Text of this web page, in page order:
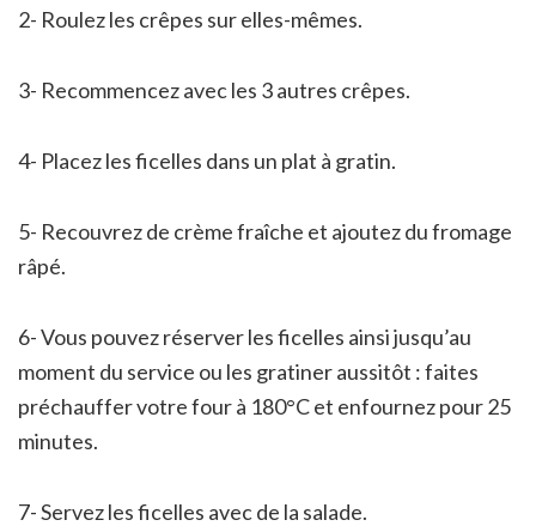
2- Roulez les crêpes sur elles-mêmes.
3- Recommencez avec les 3 autres crêpes.
4- Placez les ficelles dans un plat à gratin.
5- Recouvrez de crème fraîche et ajoutez du fromage
râpé.
6- Vous pouvez réserver les ficelles ainsi jusqu’au
moment du service ou les gratiner aussitôt : faites
préchauffer votre four à 180°C et enfournez pour 25
minutes.
7- Servez les ficelles avec de la salade.